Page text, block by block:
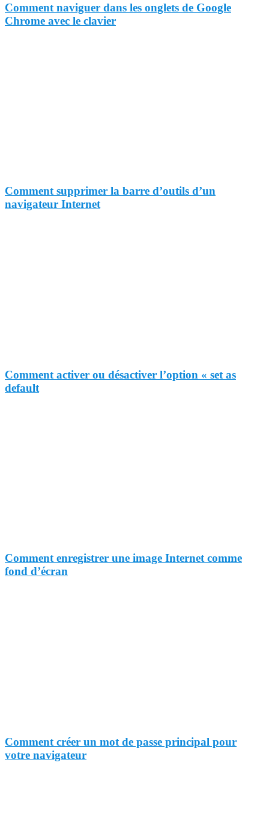
Comment naviguer dans les onglets de Google
Chrome avec le clavier
Comment supprimer la barre d’outils d’un
navigateur Internet
Comment activer ou désactiver l’option « set as
default
Comment enregistrer une image Internet comme
fond d’écran
Comment créer un mot de passe principal pour
votre navigateur